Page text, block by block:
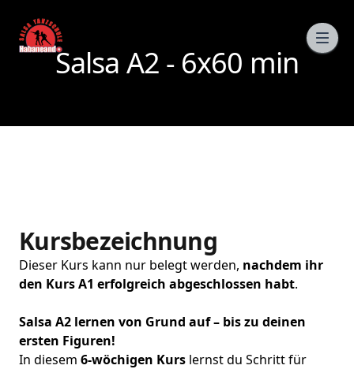
Salsa A2 - 6x60 min
Kursbezeichnung
Dieser Kurs kann nur belegt werden, nachdem ihr
den Kurs A1 erfolgreich abgeschlossen habt.
Salsa A2 lernen von Grund auf – bis zu deinen
ersten Figuren!
In diesem 6-wöchigen Kurs lernst du Schritt für